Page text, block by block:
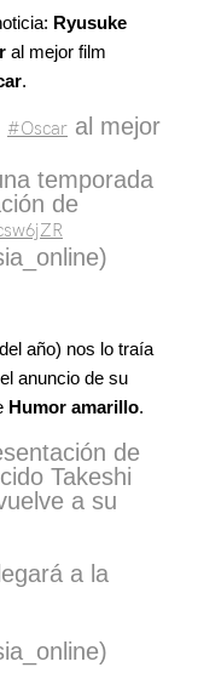
Ryusuke
al mejor film
.
#Oscar al mejor
temporada
de
año) nos lo traía
anuncio de su
Humor amarillo.
de
Takeshi
a su
a la